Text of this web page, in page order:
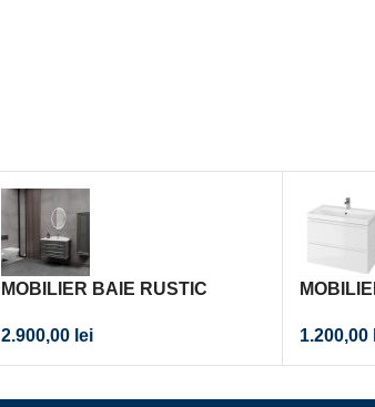
MOBILIER BAIE RUSTIC
2.900,00 lei 1.200,00